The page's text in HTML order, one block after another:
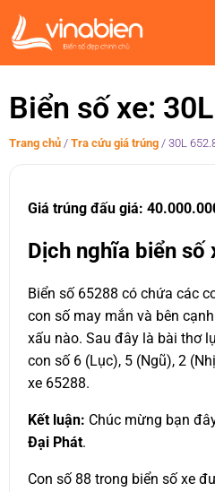
Biển số xe:
Trang chủ / Tra cứu giá trúng / 30L
Giá trúng đấu giá:
Dịch nghĩa biển số
Biển số 65288 có chứa các
con số may mắn và bên
xấu nào. Sau đây là bài thơ
con số 6 (Lục), 5 (Ngũ), 2
xe 65288.
Kết luận: Chúc mừng bạn
Đại Phát.
Con số 88 trong biển số xe